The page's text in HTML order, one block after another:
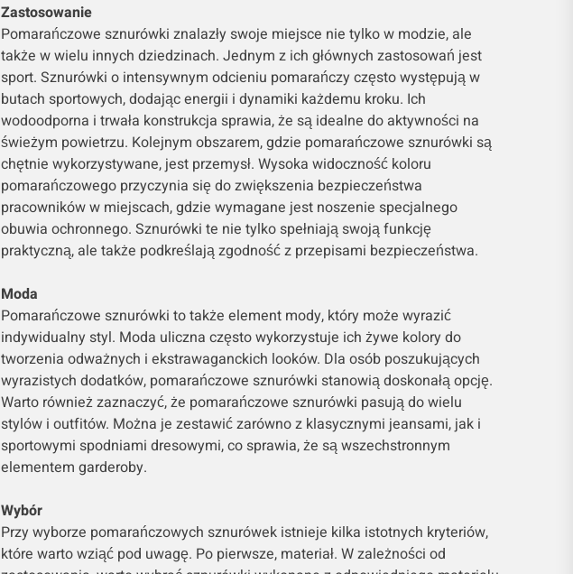
Zastosowanie
Pomarańczowe sznurówki znalazły swoje miejsce nie tylko w modzie, ale
także w wielu innych dziedzinach. Jednym z ich głównych zastosowań jest
sport. Sznurówki o intensywnym odcieniu pomarańczy często występują w
butach sportowych, dodając energii i dynamiki każdemu kroku. Ich
wodoodporna i trwała konstrukcja sprawia, że są idealne do aktywności na
świeżym powietrzu. Kolejnym obszarem, gdzie pomarańczowe sznurówki są
chętnie wykorzystywane, jest przemysł. Wysoka widoczność koloru
pomarańczowego przyczynia się do zwiększenia bezpieczeństwa
pracowników w miejscach, gdzie wymagane jest noszenie specjalnego
obuwia ochronnego. Sznurówki te nie tylko spełniają swoją funkcję
praktyczną, ale także podkreślają zgodność z przepisami bezpieczeństwa.
Moda
Pomarańczowe sznurówki to także element mody, który może wyrazić
indywidualny styl. Moda uliczna często wykorzystuje ich żywe kolory do
tworzenia odważnych i ekstrawaganckich looków. Dla osób poszukujących
wyrazistych dodatków, pomarańczowe sznurówki stanowią doskonałą opcję.
Warto również zaznaczyć, że pomarańczowe sznurówki pasują do wielu
stylów i outfitów. Można je zestawić zarówno z klasycznymi jeansami, jak i
sportowymi spodniami dresowymi, co sprawia, że są wszechstronnym
elementem garderoby.
Wybór
Przy wyborze pomarańczowych sznurówek istnieje kilka istotnych kryteriów,
które warto wziąć pod uwagę. Po pierwsze, materiał. W zależności od